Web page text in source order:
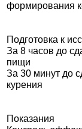
формирования
Подготовка к
За 8 часов до
пищи
За 30 минут до
курения
Показания